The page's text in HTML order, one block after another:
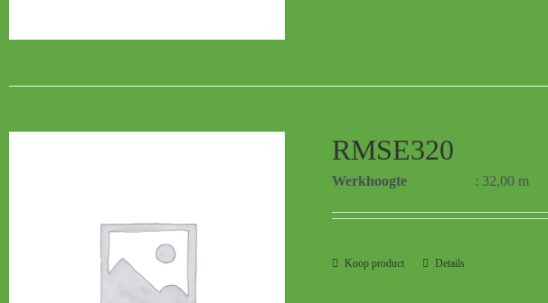
RMSE320
Werkhoogte : 32,00 m
Koop product Details